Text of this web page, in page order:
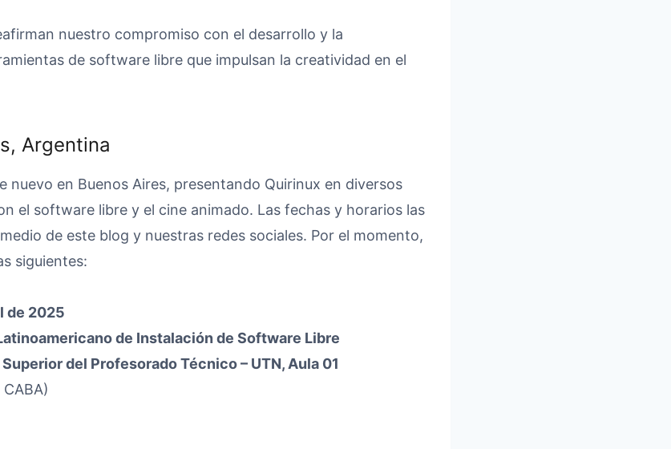
nuestro compromiso con el desarrollo y la
de software libre que impulsan la creatividad en el
Argentina
nuevo en Buenos Aires, presentando Quirinux en diversos
el software libre y el cine animado. Las fechas y horarios las
de este blog y nuestras redes sociales. Por el momento,
siguientes:
de 2025
de Instalación de Software Libre
del Profesorado Técnico – UTN, Aula 01